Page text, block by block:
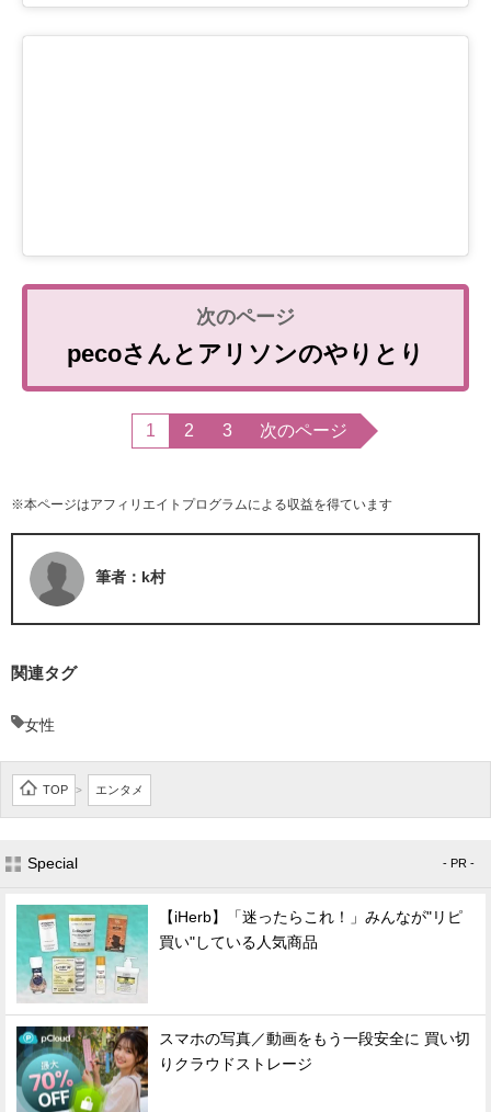
pecoさんとアリソンのやりとり
1 2 3 次のページ
※本ページはアフィリエイトプログラムによる収益を得ています
筆者：k村
関連タグ
女性
TOP > エンタメ
Special - PR -
【iHerb】「迷ったらこれ！」みんなが"リピ
買い"している人気商品
スマホの写真／動画をもう一段安全に 買い切
りクラウドストレージ